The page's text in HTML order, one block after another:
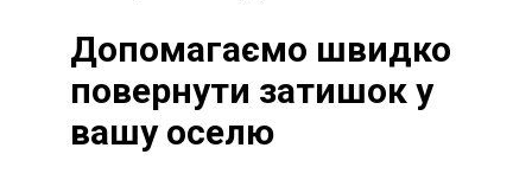
Допомагаємо швидко
повернути затишок у
вашу оселю